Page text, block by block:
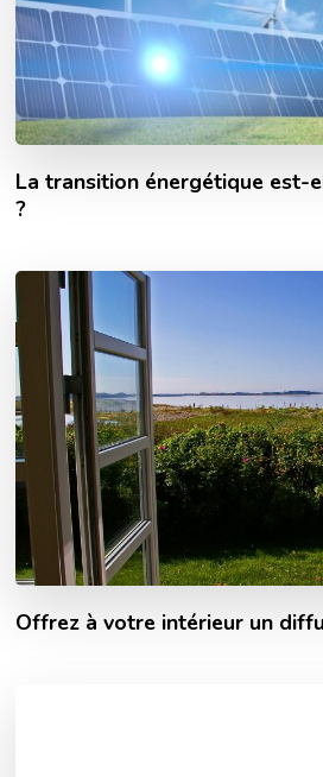
La transition énergétique est-
?
Offrez à votre intérieur un